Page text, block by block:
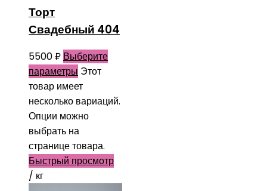
Торт
Свадебный 404
5500₽ Выберите
параметры Этот
товар имеет
несколько вариаций.
Опции можно
выбрать на
странице товара.
Быстрый просмотр
/ кг